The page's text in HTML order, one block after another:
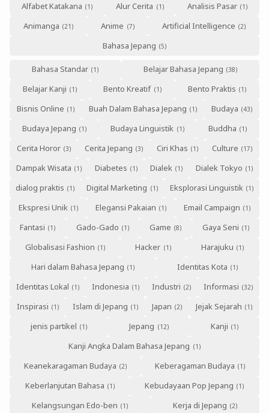
Alfabet Katakana
Alur Cerita
Analisis Pasar
Animanga
Anime
Artificial Intelligence
Bahasa Jepang
Bahasa Standar
Belajar Bahasa Jepang
Belajar Kanji
Bento Kreatif
Bento Praktis
Bisnis Online
Buah Dalam Bahasa Jepang
Budaya
Budaya Jepang
Budaya Linguistik
Buddha
Cerita Horor
Cerita Jepang Ciri Khas
Culture
Dampak Wisata
Diabetes Dialek
Dialek Tokyo
dialog praktis
Digital Marketing
Eksplorasi Linguistik
Ekspresi Unik
Elegansi Pakaian
Email Campaign
Fantasi
Gado-Gado Game
Gaya Seni
Globalisasi Fashion
Hacker
Harajuku
Hari dalam Bahasa Jepang
Identitas Kota
Identitas Lokal
Indonesia Industri
Informasi
Inspirasi
Islam di Jepang Japan
Jejak Sejarah
jenis partikel
Jepang
Kanji
Kanji Angka Dalam Bahasa Jepang
Keanekaragaman Budaya
Keberagaman Budaya
Keberlanjutan Bahasa
Kebudayaan Pop Jepang
Kelangsungan Edo-ben
Kerja di Jepang